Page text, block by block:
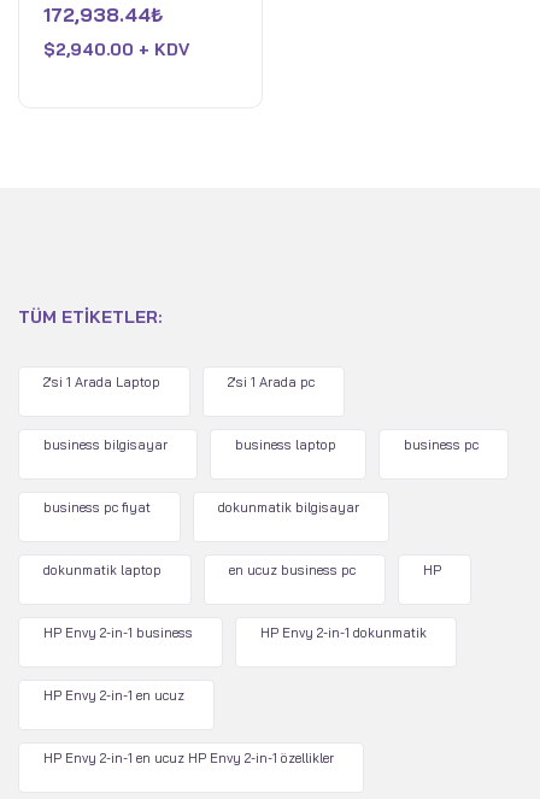
12GB Nvidia GeForce
RTX 4080 - 16GB DDR5
üzerinden
0
aldı
172,938.44₺
$2,940.00 + KDV
TÜM ETIKETLER:
2'si 1 Arada Laptop 2'si 1 Arada pc
business bilgisayar business laptop business pc
business pc fiyat dokunmatik bilgisayar
dokunmatik laptop en ucuz business pc HP
HP Envy 2-in-1 business HP Envy 2-in-1 dokunmatik
HP Envy 2-in-1 en ucuz
HP Envy 2-in-1 en ucuz HP Envy 2-in-1 özellikler